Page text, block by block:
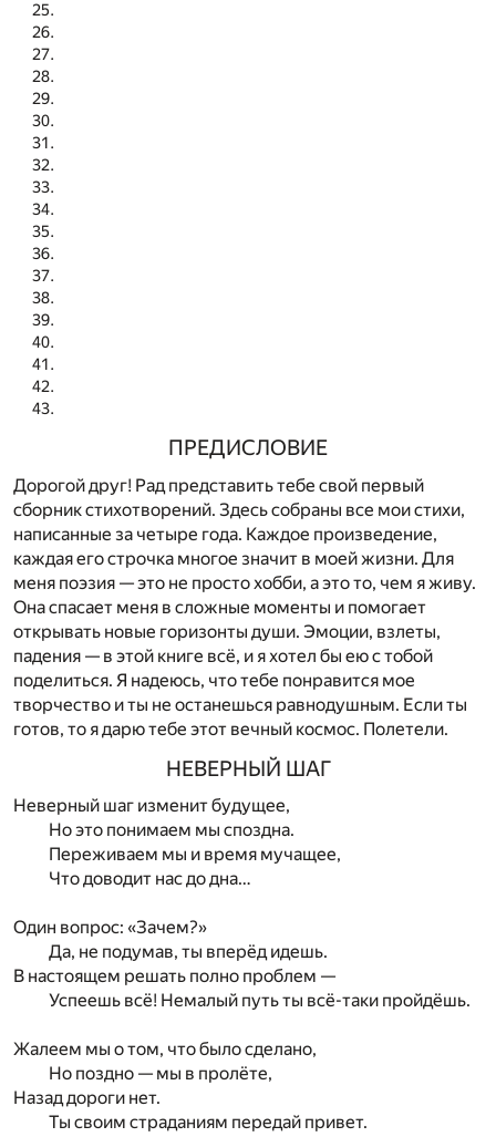
ПРЕДИСЛОВИЕ
Дорогой друг! Рад представить тебе свой первый
сборник стихотворений. Здесь собраны все мои стихи,
написанные за четыре года. Каждое произведение,
каждая его строчка многое значит в моей жизни. Для
меня поэзия — это не просто хобби, а это то, чем я живу.
Она спасает меня в сложные моменты и помогает
открывать новые горизонты души. Эмоции, взлеты,
падения — в этой книге всё, и я хотел бы ею с тобой
поделиться. Я надеюсь, что тебе понравится мое
творчество и ты не останешься равнодушным. Если ты
готов, то я дарю тебе этот вечный космос. Полетели.
НЕВЕРНЫЙ ШАГ
Неверный шаг изменит будущее,
Но это понимаем мы споздна.
Переживаем мы и время мучащее,
Что доводит нас до дна…
Один вопрос: «Зачем?»
Да, не подумав, ты вперёд идешь.
В настоящем решать полно проблем —
Успеешь всё! Немалый путь ты всё-таки пройдёшь.
Жалеем мы о том, что было сделано,
Но поздно — мы в пролёте,
Назад дороги нет.
Ты своим страданиям передай привет.